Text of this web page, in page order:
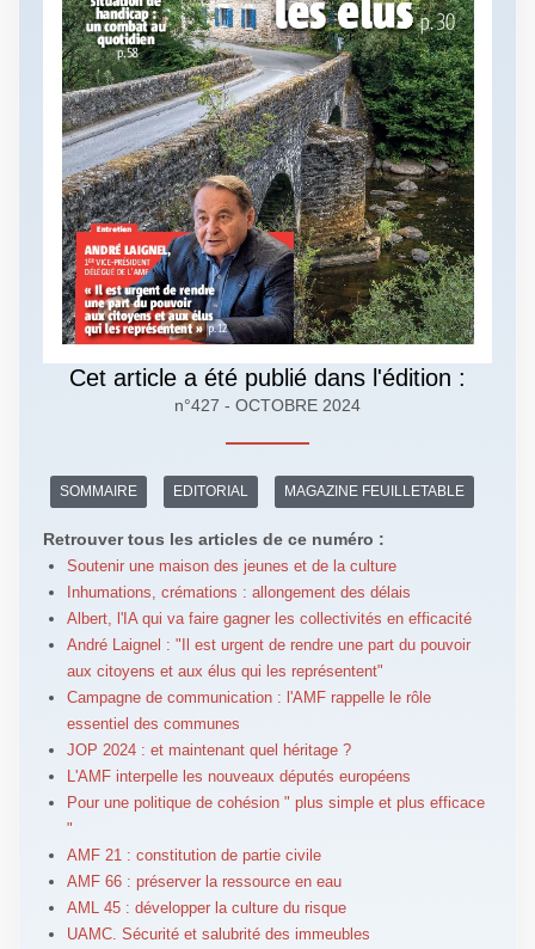
Cet article a été publié dans l'édition :
n°427 - OCTOBRE 2024
SOMMAIRE EDITORIAL MAGAZINE FEUILLETABLE
Retrouver tous les articles de ce numéro :
Soutenir une maison des jeunes et de la culture
Inhumations, crémations : allongement des délais
Albert, l'IA qui va faire gagner les collectivités en efficacité
André Laignel : "Il est urgent de rendre une part du pouvoir
aux citoyens et aux élus qui les représentent"
Campagne de communication : l'AMF rappelle le rôle
essentiel des communes
JOP 2024 : et maintenant quel héritage ?
L'AMF interpelle les nouveaux députés européens
Pour une politique de cohésion " plus simple et plus efficace
"
AMF 21 : constitution de partie civile
AMF 66 : préserver la ressource en eau
AML 45 : développer la culture du risque
UAMC. Sécurité et salubrité des immeubles